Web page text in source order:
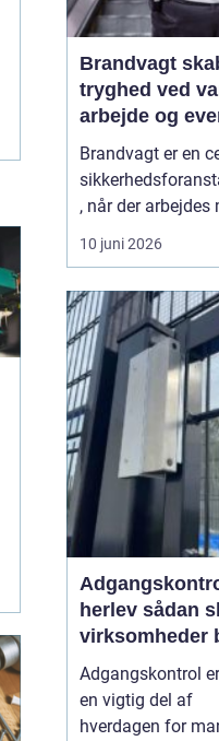
Brandvagt
tryghed ved
arbejde og
Brandvagt er en
, når der arbejdes
åben ild, svejsning
andre former for
forhøjet risiko for
Mange projekter
arrangementer
gennemføres
uden en tilstede...
10 juni 2026
herlev sådan skaber
virksomheder
sikkerhed og
fleksibilitet
Adgangskontrol
en vigtig del af
hverdagen for